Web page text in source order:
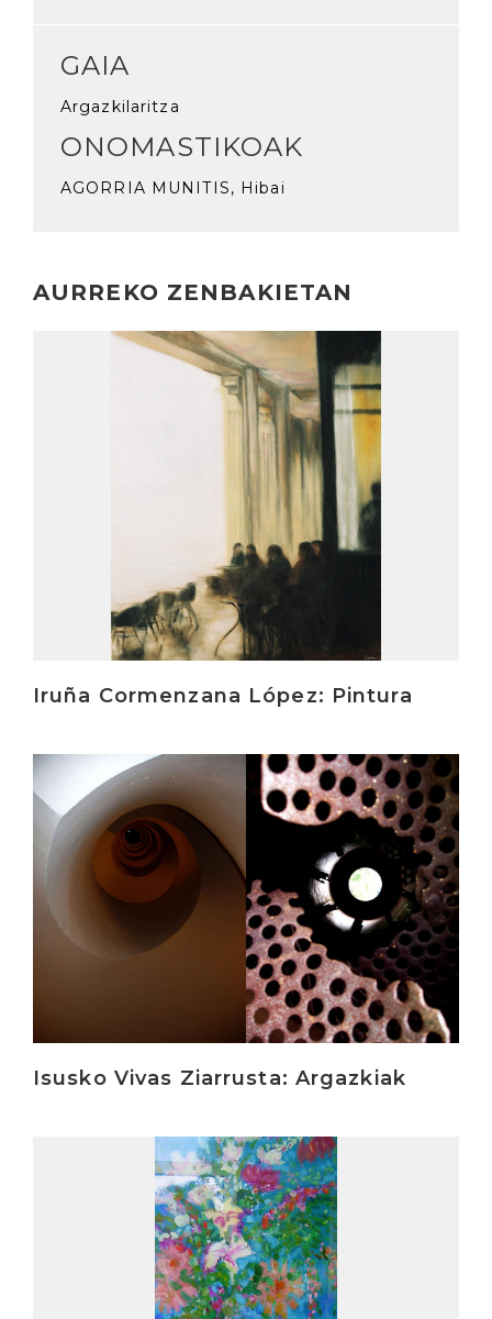
GAIA
Argazkilaritza
ONOMASTIKOAK
AGORRIA MUNITIS, Hibai
AURREKO ZENBAKIETAN
Iruña Cormenzana López: Pintura
Isusko Vivas Ziarrusta: Argazkiak
Irakurri